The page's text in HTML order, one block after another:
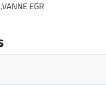
EGR